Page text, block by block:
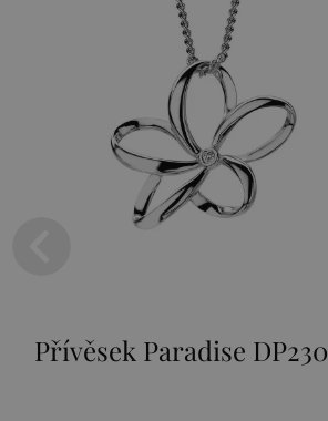
Přívěsek Paradise DP230